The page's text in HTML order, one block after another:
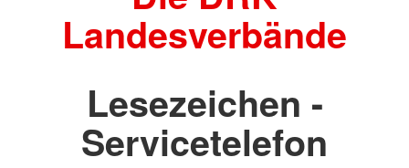
Landesverbände
Lesezeichen -
Servicetelefon